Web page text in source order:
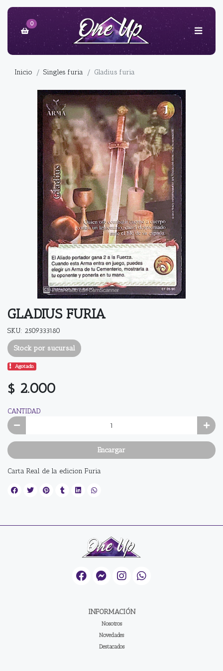
0
Inicio Singles furia Gladius furia
GLADIUS FURIA
SKU: 2509333180
Stock por sucursal
Agotado.
$ 2.000
CANTIDAD
Encargar
Carta Real de la edicion Furia
INFORMACIÓN
Nosotros
Novedades
Destacados